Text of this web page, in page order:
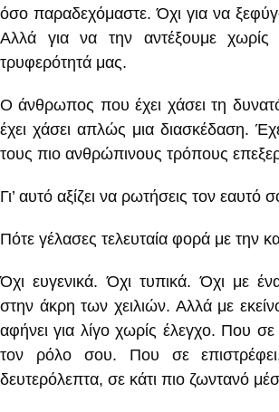
όσο παραδεχόμαστε. Όχι για να
Αλλά για να την αντέξουμε
τρυφερότητά μας.
Ο άνθρωπος που έχει χάσει τη
έχει χάσει απλώς μια διασκέδαση.
τους πιο ανθρώπινους τρόπους
Γι’ αυτό αξίζει να ρωτήσεις τον εαυτό
Πότε γέλασες τελευταία φορά με την
Όχι ευγενικά. Όχι τυπικά. Όχι με
στην άκρη των χειλιών. Αλλά με
αφήνει για λίγο χωρίς έλεγχο. Που σε
τον ρόλο σου. Που σε
δευτερόλεπτα, σε κάτι πιο ζωντανό